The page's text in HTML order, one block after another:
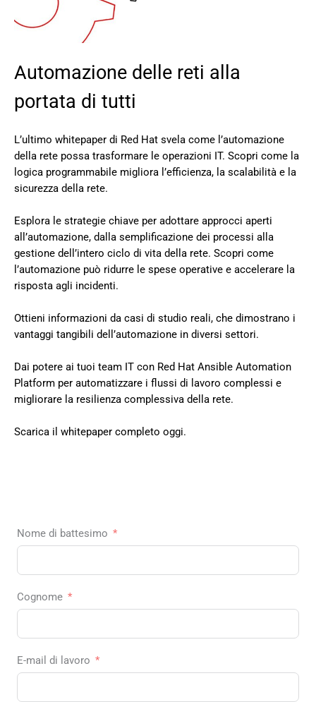
Automazione delle reti alla
portata di tutti
L’ultimo whitepaper di Red Hat svela come l’automazione
della rete possa trasformare le operazioni IT. Scopri come la
logica programmabile migliora l’efficienza, la scalabilità e la
sicurezza della rete.
Esplora le strategie chiave per adottare approcci aperti
all’automazione, dalla semplificazione dei processi alla
gestione dell’intero ciclo di vita della rete. Scopri come
l’automazione può ridurre le spese operative e accelerare la
risposta agli incidenti.
Ottieni informazioni da casi di studio reali, che dimostrano i
vantaggi tangibili dell’automazione in diversi settori.
Dai potere ai tuoi team IT con Red Hat Ansible Automation
Platform per automatizzare i flussi di lavoro complessi e
migliorare la resilienza complessiva della rete.
Scarica il whitepaper completo oggi.
Nome di battesimo
Cognome
E-mail di lavoro